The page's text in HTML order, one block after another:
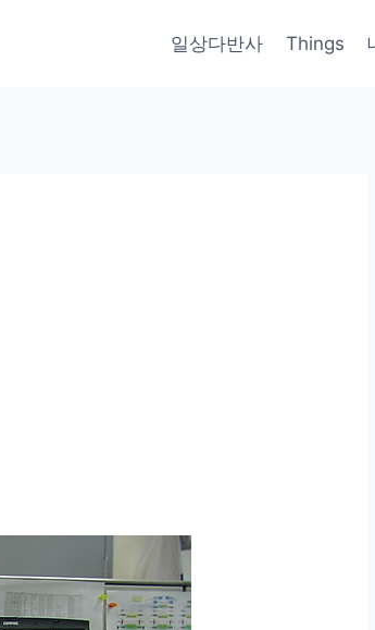
일상다반사 Things